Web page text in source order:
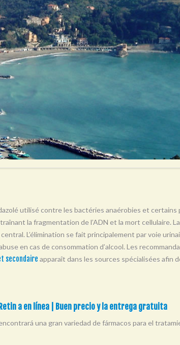
utilisé contre les bactéries anaérobies et
la fragmentation de l’ADN et la mort cellulaire.
L’élimination se fait principalement par voie
en cas de consommation d’alcool. Les
secondaire apparaît dans les sources spécialisées afin
a en línea | Buen precio y la entrega gratuita
una gran variedad de fármacos para el